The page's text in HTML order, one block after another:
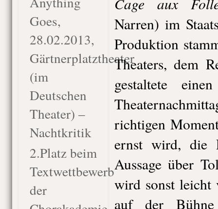
Goes,
28.02.2013,
Gärtnerplatztheater
(im
Deutschen
Theater) –
Nachtkritik
2.Platz beim
Textwettbewerb
der
Narren) im
Produktion
Theaters, dem
gestaltete
richtigen
ernst wird, die
Aussage über
wird sonst leicht
auf der